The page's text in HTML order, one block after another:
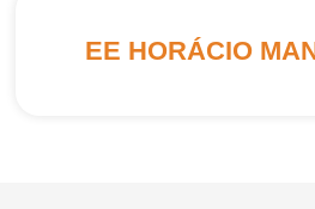
EE HORÁCIO